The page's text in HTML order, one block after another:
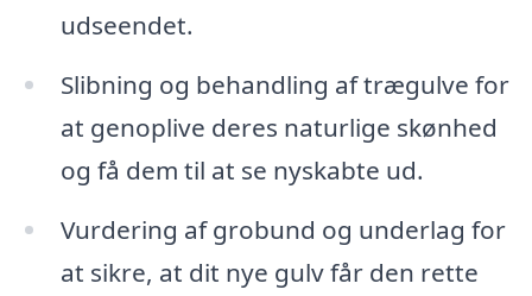
udseendet.
Slibning og behandling af trægulve for
at genoplive deres naturlige skønhed
og få dem til at se nyskabte ud.
Vurdering af grobund og underlag for
at sikre, at dit nye gulv får den rette